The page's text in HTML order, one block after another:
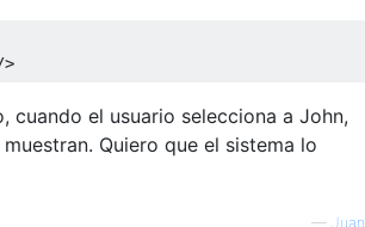
>
cuando el usuario selecciona a John,
Quiero que el sistema lo
— Juan